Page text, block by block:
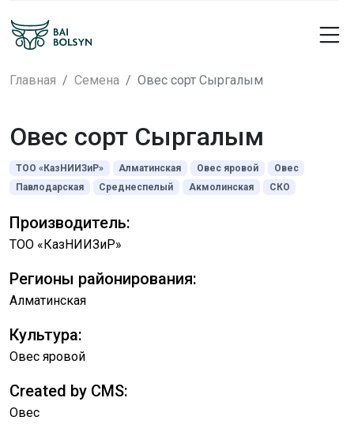
Главная Семена Овес сорт Сыргалым
Овес сорт Сыргалым
ТОО «КазНИИЗиР» Алматинская Овес яровой
Овес
Павлодарская
Среднеспелый Акмолинская СКО
Производитель:
ТОО «КазНИИЗиР»
Регионы районирования:
Алматинская
Культура:
Овес яровой
Created by CMS:
Овес